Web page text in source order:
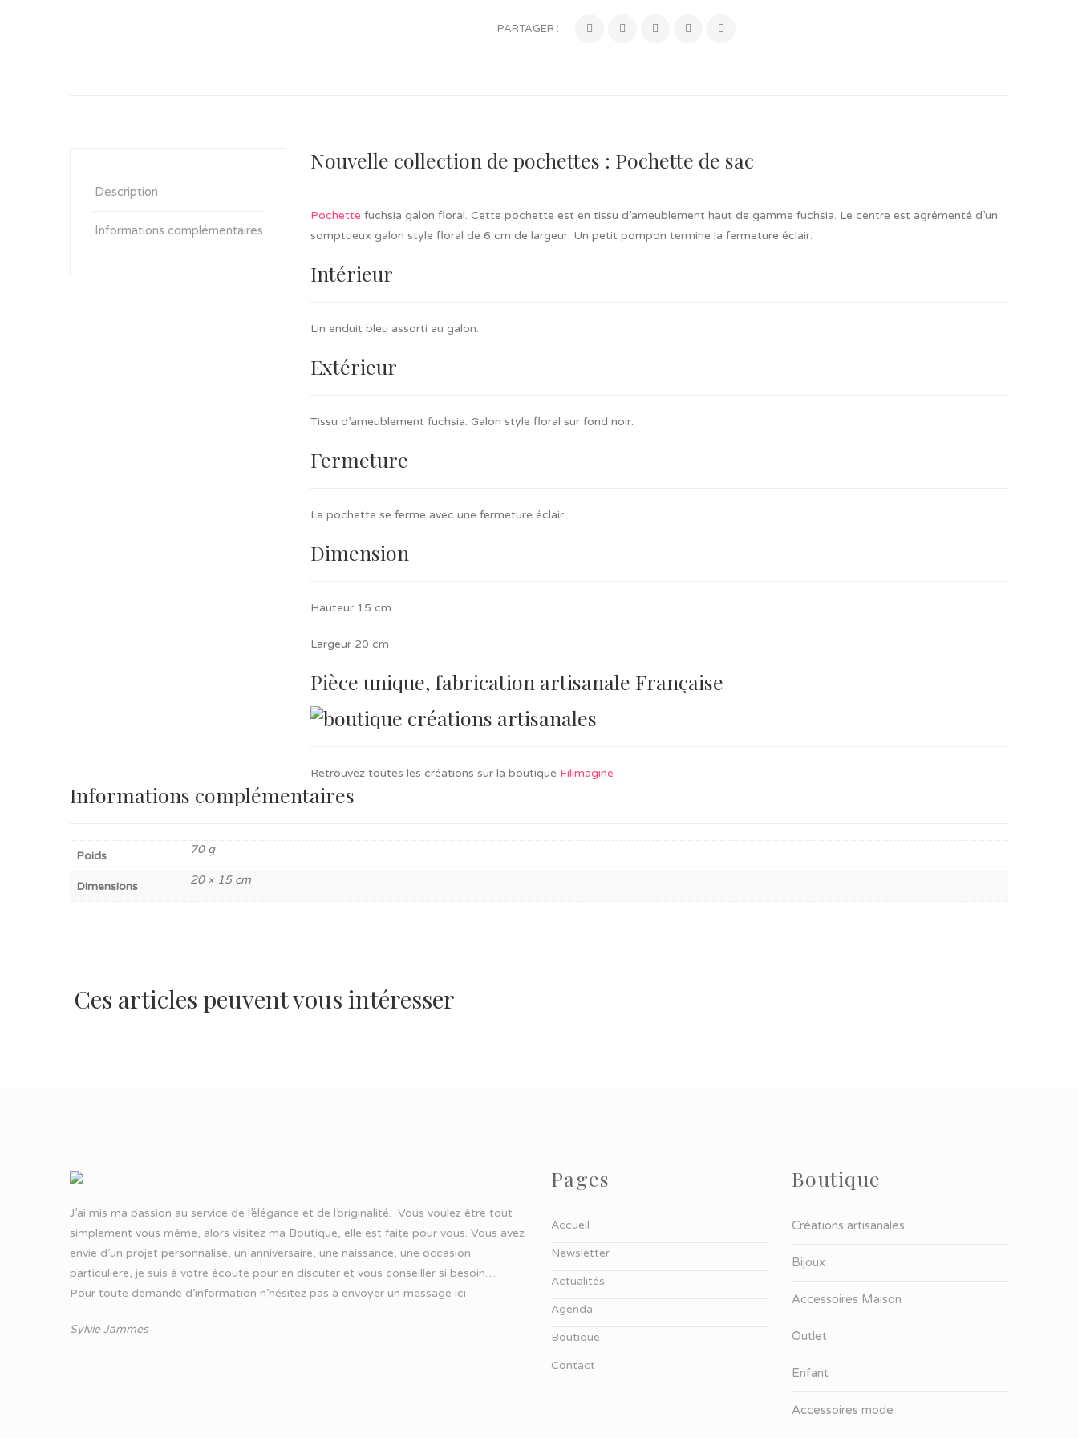
PARTAGER :
Description
Informations complémentaires
Nouvelle collection de pochettes : Pochette de sac
Pochette fuchsia galon floral. Cette pochette est en tissu d’ameublement haut de gamme fuchsia. Le centre est agrémenté d’un
somptueux galon style floral de 6 cm de largeur. Un petit pompon termine la fermeture éclair.
Intérieur
Lin enduit bleu assorti au galon.
Extérieur
Tissu d’ameublement fuchsia. Galon style floral sur fond noir.
Fermeture
La pochette se ferme avec une fermeture éclair.
Dimension
Hauteur 15 cm
Largeur 20 cm
Pièce unique, fabrication artisanale Française
Retrouvez toutes les créations sur la boutique Filimagine
Informations complémentaires
Poids 70 g
Dimensions 20 × 15 cm
Ces articles peuvent vous intéresser
J’ai mis ma passion au service de l’élégance et de l’originalité. Vous voulez être tout
simplement vous même, alors visitez ma Boutique, elle est faite pour vous. Vous avez
envie d’un projet personnalisé, un anniversaire, une naissance, une occasion
particulière, je suis à votre écoute pour en discuter et vous conseiller si besoin…
Pour toute demande d’information n’hésitez pas à envoyer un message ici
Sylvie Jammes
Pages
Accueil
Newsletter
Actualités
Agenda
Boutique
Contact
Boutique
Créations artisanales
Bijoux
Accessoires Maison
Outlet
Enfant
Accessoires mode